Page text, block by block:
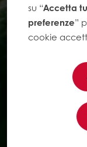
su “Accetta
preferenze”
cookie